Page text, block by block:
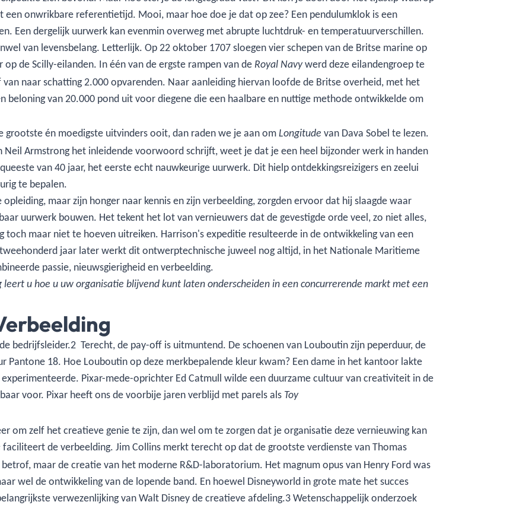
een onwrikbare referentietijd. Mooi, maar hoe doe je dat op zee? Een pendulumklok is een
Een dergelijk uurwerk kan evenmin overweg met abrupte luchtdruk- en temperatuurverschillen.
van levensbelang. Letterlijk. Op 22 oktober 1707 sloegen vier schepen van de Britse marine op
de Scilly-eilanden. In één van de ergste rampen van de Royal Navywerd deze eilandengroep te
naar schatting 2.000 opvarenden. Naar aanleiding hiervan loofde de Britse overheid, met het
beloning van 20.000 pond uit voor diegene die een haalbare en nuttige methode ontwikkelde om
grootste én moedigste uitvinders ooit, dan raden we je aan omLongitudevan Dava Sobel te lezen.
Armstrong het inleidende voorwoord schrijft, weet je dat je een heel bijzonder werk in handen
van 40 jaar, het eerste echt nauwkeurige uurwerk. Dit hielp ontdekkingsreizigers en zeelui
te bepalen.
maar zijn honger naar kennis en zijn verbeelding, zorgden ervoor dat hij slaagde waar
uurwerk bouwen. Het tekent het lot van vernieuwers dat de gevestigde orde veel, zo niet alles,
toch maar niet te hoeven uitreiken. Harrison's expeditie resulteerde in de ontwikkeling van een
jaar later werkt dit ontwerptechnische juweel nog altijd, in het Nationale Maritieme
passie, nieuwsgierigheid en verbeelding.
leert u hoe u uw organisatie blijvend kunt laten onderscheiden in een concurrerende markt met een
bedrijfsleider.2 Terecht, de pay-off is uitmuntend. De schoenen van Louboutin zijn peperduur, de
Pantone 18. Hoe Louboutin op deze merkbepalende kleur kwam? Een dame in het kantoor lakte
Pixar-mede-oprichter Ed Catmull wilde een duurzame cultuur van creativiteit in de
voor. Pixar heeft ons de voorbije jaren verblijd met parels als Toy
om zelf het creatieve genie te zijn, dan wel om te zorgen dat je organisatie deze vernieuwing kan
faciliteert de verbeelding. Jim Collins merkt terecht op dat de grootste verdienste van Thomas
maar de creatie van het moderne R&D-laboratorium. Het magnum opus van Henry Ford was
wel de ontwikkeling van de lopende band. En hoewel Disneyworld in grote mate het succes
verwezenlijking van Walt Disney de creatieve afdeling.3 Wetenschappelijk onderzoek